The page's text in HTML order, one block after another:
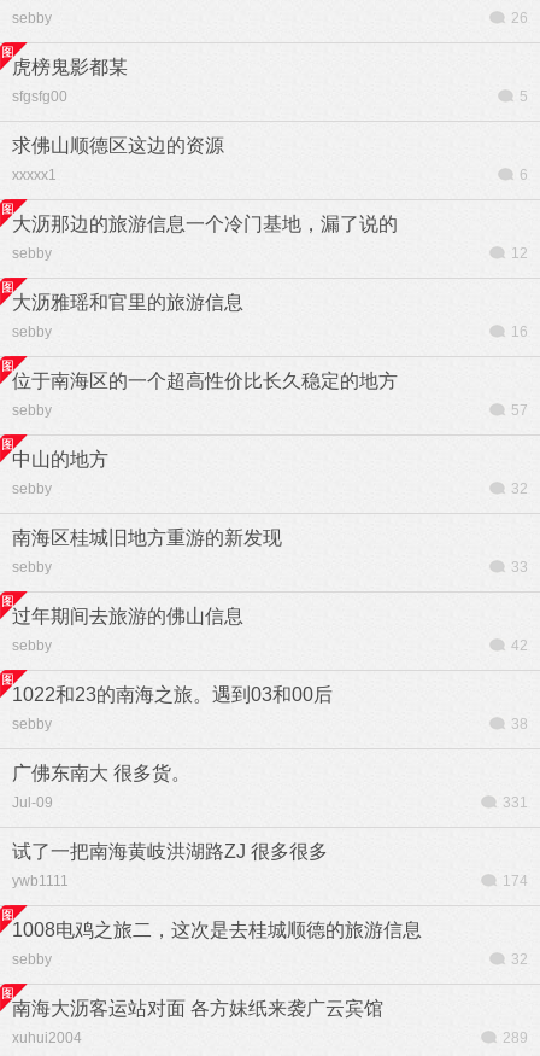
sebby 26
虎榜鬼影都某
sfgsfg00 5
求佛山顺德区这边的资源
xxxxx1 6
大沥那边的旅游信息一个冷门基地，漏了说的
sebby 12
大沥雅瑶和官里的旅游信息
sebby 16
位于南海区的一个超高性价比长久稳定的地方
sebby 57
中山的地方
sebby 32
南海区桂城旧地方重游的新发现
sebby 33
过年期间去旅游的佛山信息
sebby 42
1022和23的南海之旅。遇到03和00后
sebby 38
广佛东南大 很多货。
Jul-09 331
试了一把南海黄岐洪湖路ZJ 很多很多
ywb1111 174
1008电鸡之旅二，这次是去桂城顺德的旅游信息
sebby 32
南海大沥客运站对面 各方妹纸来袭广云宾馆
xuhui2004 289